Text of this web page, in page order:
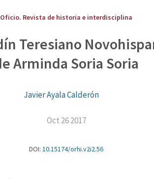
Oficio. Revista de historia e interdisciplina
Teresiano
Arminda Soria Soria
Javier Ayala Calderón
Oct 26 2017
DOI: 10.15174/orhi.v2i2.56